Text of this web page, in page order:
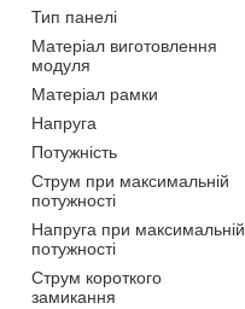
Тип панелі
Матеріал виготовлення
модуля
Матеріал рамки
Напруга
Потужність
Струм при максимальній
потужності
Напруга при максимальній
потужності
Струм короткого
замикання